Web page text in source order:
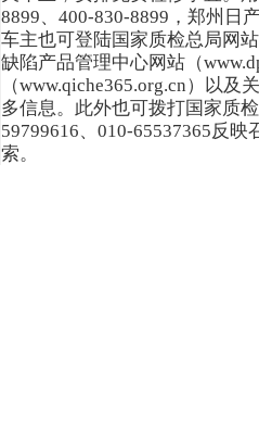
8899、400-830-8899，郑州日
车主也可登陆国家质检总局网
缺陷产品管理中心网站（
（www.qiche365.org.cn）以及
多信息。此外也可拨打国家质
59799616、010-65537365反
索。